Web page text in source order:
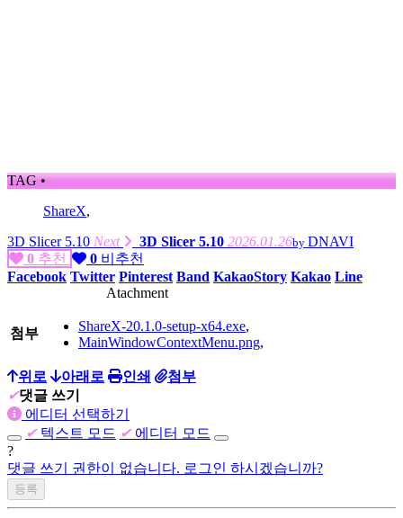
TAG •
ShareX,
3D Slicer 5.10 Next 3D Slicer 5.10 2026.01.26by DNAVI
0 추천 0 비추천
Facebook Twitter Pinterest Band KakaoStory Kakao Line
Atachment
첨부 ShareX-20.1.0-setup-x64.exe,
MainWindowContextMenu.png,
위로 아래로 인쇄
첨부
✔댓글 쓰기
에디터 선택하기
✔ 텍스트 모드 ✔ 에디터 모드
?
댓글 쓰기 권한이 없습니다. 로그인 하시겠습니까?